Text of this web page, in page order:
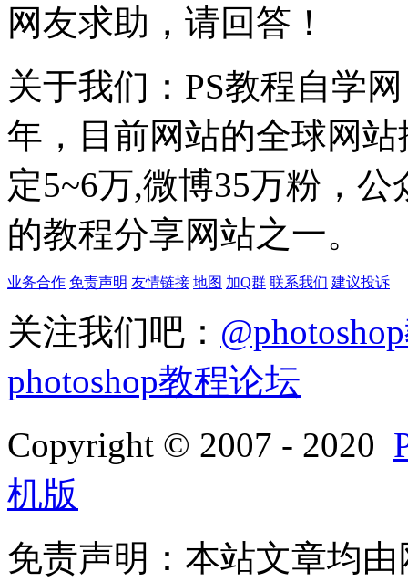
网友求助，请回答！
关于我们：PS教程自学
年，目前网站的全球网
定5~6万,微博35万粉，
的教程分享网站之一。
业务合作 免责声明 友情链接 地图 加Q群 联系我们 建议投诉
关注我们吧：
photoshop教程论坛
Copyright © 2007 - 2020
机版
免责声明：本站文章均